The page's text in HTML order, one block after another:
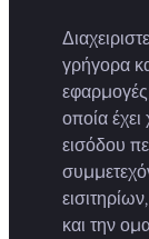
γρήγορα
οποία
εισόδου
και την